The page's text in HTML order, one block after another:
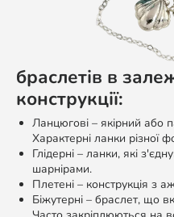
браслетів в
конструкції:
Ланцюгові – якірний або
Характерні ланки різної
Глідерні – ланки, які
шарнірами.
Плетені – конструкція з
Біжутерні – браслет, що